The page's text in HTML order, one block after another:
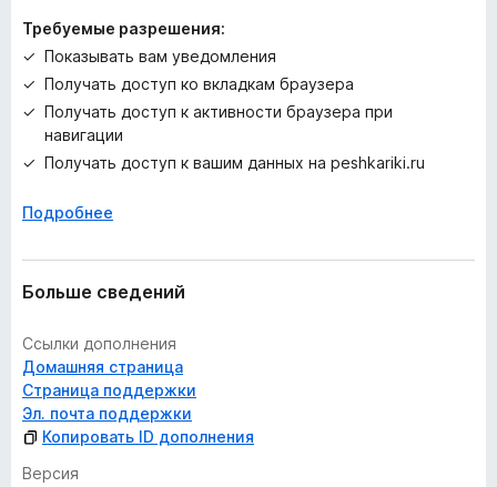
Требуемые разрешения:
Показывать вам уведомления
Получать доступ ко вкладкам браузера
Получать доступ к активности браузера при
навигации
Получать доступ к вашим данных на peshkariki.ru
Подробнее
Больше сведений
Ссылки дополнения
Домашняя страница
Страница поддержки
Эл. почта поддержки
Копировать ID дополнения
Версия